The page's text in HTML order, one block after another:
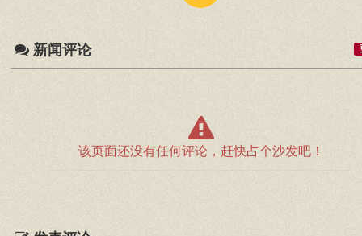
新闻评论
该页面还没有任何评论，赶快占个沙发吧！